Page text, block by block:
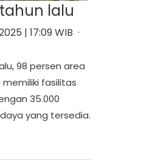
lalu
| 17:09 WIB ·
98 persen area
fasilitas
35.000
yang tersedia.